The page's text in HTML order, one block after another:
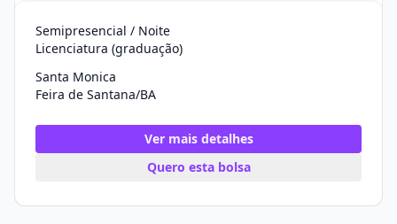
Semipresencial / Noite
Licenciatura (graduação)
Santa Monica
Feira de Santana/BA
Ver mais detalhes
Quero esta bolsa